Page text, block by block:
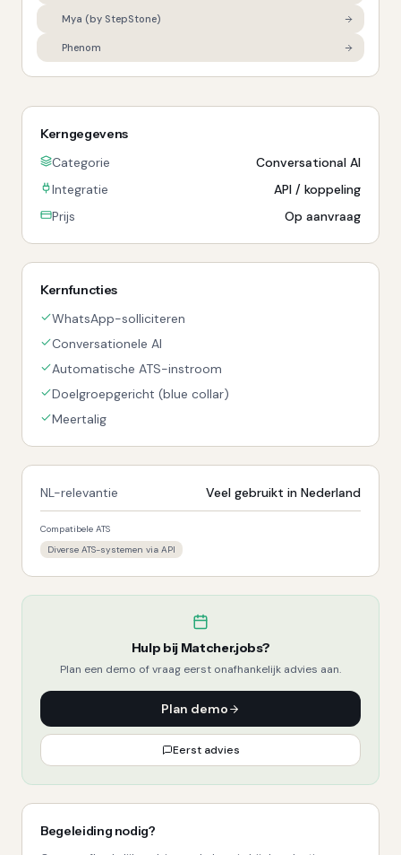
Mya (by StepStone)
Phenom
Kerngegevens
Categorie
Conversational AI
Integratie
API / koppeling
Prijs
Op aanvraag
Kernfuncties
WhatsApp-solliciteren
Conversationele AI
Automatische ATS-instroom
Doelgroepgericht (blue collar)
Meertalig
NL-relevantie Veel gebruikt in Nederland
Compatibele ATS
Diverse ATS-systemen via API
Hulp bij Matcher.jobs?
Plan een demo of vraag eerst onafhankelijk advies aan.
Plan demo
Eerst advies
Begeleiding nodig?